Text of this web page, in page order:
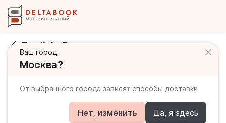
Ваш город
Москва?
От выбранного города зависят способы доставки
Нет, изменить Да, я здесь
English. Верещагина
Развернуть
Все товары